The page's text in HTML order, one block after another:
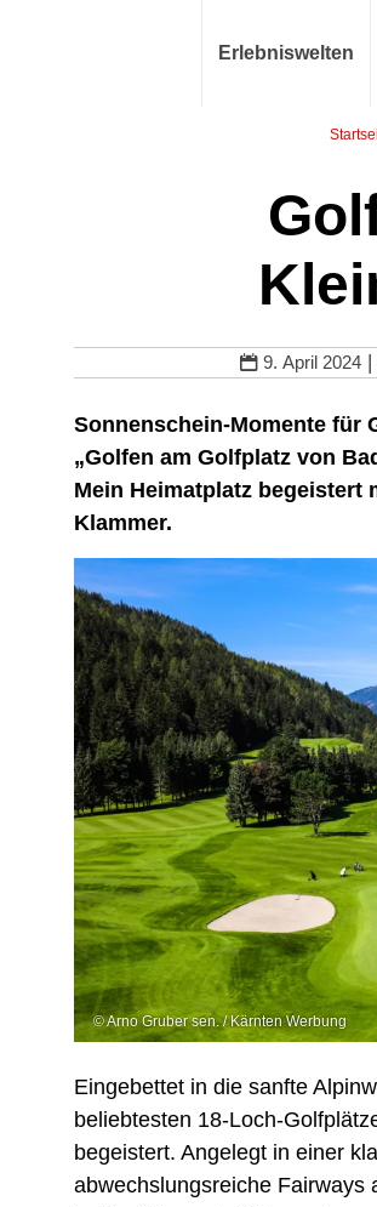
Erlebniswelten
9. April 2024 |
Sonnenschein-Momente für
„Golfen am Golfplatz von
Mein Heimatplatz begeistert
Klammer.
© Arno Gruber sen. / Kärnten Werbung
Eingebettet in die sanfte
beliebtesten 18-Loch-
begeistert. Angelegt in einer
abwechslungsreiche Fairways